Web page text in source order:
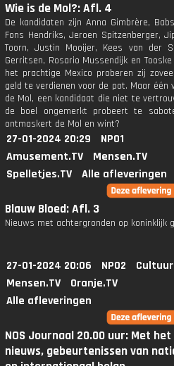
Wie is de Mol?: Afl. 4
De kandidaten zijn Anna Gimbrère,
Fons Hendriks, Jeroen Spitzenberger,
Toorn, Justin Mooijer, Kees van der
Gerritsen, Rosario Mussendijk en
het prachtige Mexico proberen zij
geld te verdienen voor de pot. Maar één
de Mol, een kandidaat die niet te
de boel ongemerkt probeert te
ontmaskert de Mol en wint?
27-01-2024 20:29
NPO1
Amusement.TV
Mensen.TV
Spelletjes.TV
Alle afleveringen
Blauw Bloed: Afl. 3
Nieuws met achtergronden op koninklijk
27-01-2024 20:06 NPO2
Mensen.TV
Oranje.TV
Alle afleveringen
NOS Journaal 20.00 uur: Met
nieuws, gebeurtenissen van